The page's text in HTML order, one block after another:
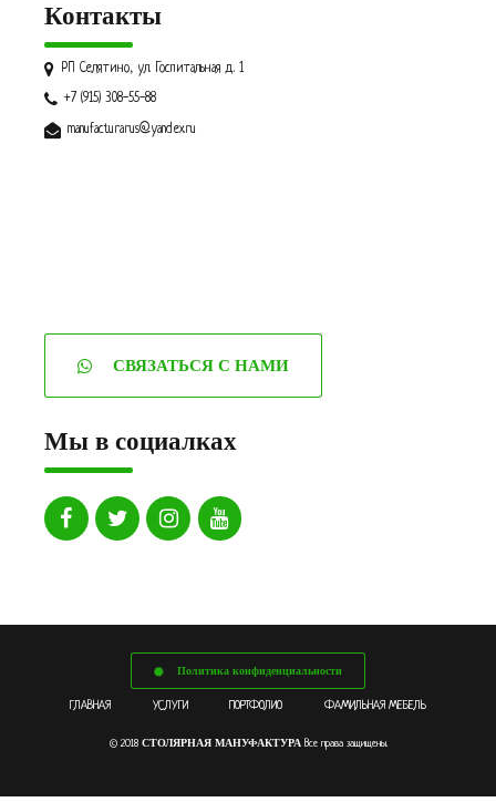
Контакты
РП Селятино, ул. Госпитальная д. 1
+7 (915) 308-55-88
manufacturarus@yandex.ru
СВЯЗАТЬСЯ С НАМИ
Мы в социалках
Политика конфиденциальности
ГЛАВНАЯ УСЛУГИ ПОРТФОЛИО ФАМИЛЬНАЯ МЕБЕЛЬ
© 2018 СТОЛЯРНАЯ МАНУФАКТУРАВсе права защищены.